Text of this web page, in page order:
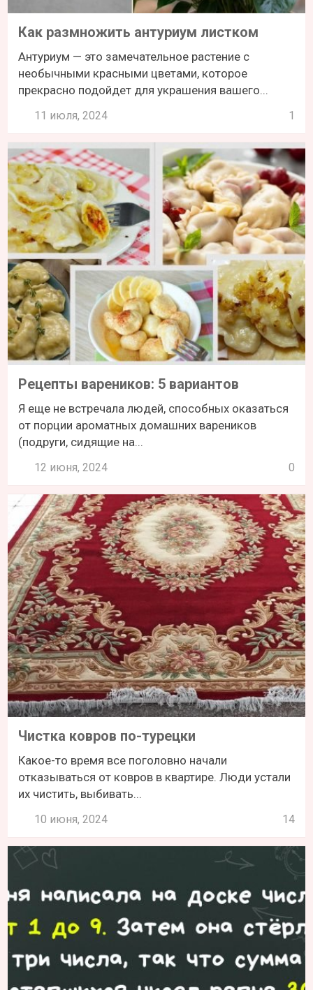
Как размножить антуриум листком
Антуриум — это замечательное растение с
необычными красными цветами, которое
прекрасно подойдет для украшения вашего...
11 июля, 2024 1
Рецепты вареников: 5 вариантов
Я еще не встречала людей, способных оказаться
от порции ароматных домашних вареников
(подруги, сидящие на...
12 июня, 2024 0
Чистка ковров по-турецки
Какое-то время все поголовно начали
отказываться от ковров в квартире. Люди устали
их чистить, выбивать...
10 июня, 2024 14